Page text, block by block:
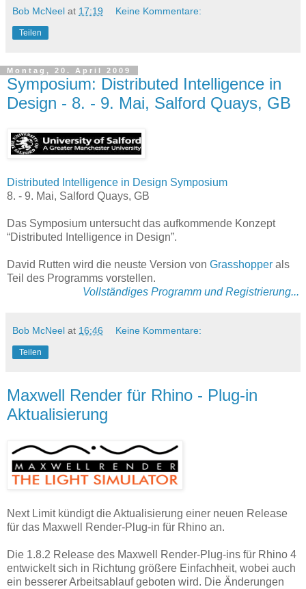
Bob McNeel at 17:19 Keine Kommentare:
Teilen
Montag, 20. April 2009
Symposium: Distributed Intelligence in
Design - 8. - 9. Mai, Salford Quays, GB
Distributed Intelligence in Design Symposium
8. - 9. Mai, Salford Quays, GB
Das Symposium untersucht das aufkommende Konzept
“Distributed Intelligence in Design”.
David Rutten wird die neuste Version von Grasshopper als
Teil des Programms vorstellen.
Vollständiges Programm und Registrierung...
Bob McNeel at 16:46 Keine Kommentare:
Teilen
Maxwell Render für Rhino - Plug-in
Aktualisierung
Next Limit kündigt die Aktualisierung einer neuen Release
für das Maxwell Render-Plug-in für Rhino an.
Die 1.8.2 Release des Maxwell Render-Plug-ins für Rhino 4
entwickelt sich in Richtung größere Einfachheit, wobei auch
ein besserer Arbeitsablauf geboten wird. Die Änderungen